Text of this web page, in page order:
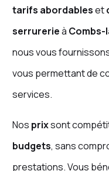
tarifs abordableset
serrurerieà Combs-
nous vous
vous permettant de
services.
Nos prixsont
budgets, sans
prestations. Vous